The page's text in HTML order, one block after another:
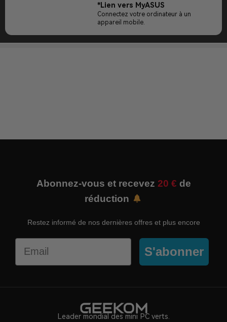
*Lien vers MyASUS
Connectez votre ordinateur à un
appareil mobile.
Abonnez-vous et recevez 20 € de
réduction
Restez informé de nos dernières offres et plus encore
Email
S'abonner
Leader mondial des mini PC verts.